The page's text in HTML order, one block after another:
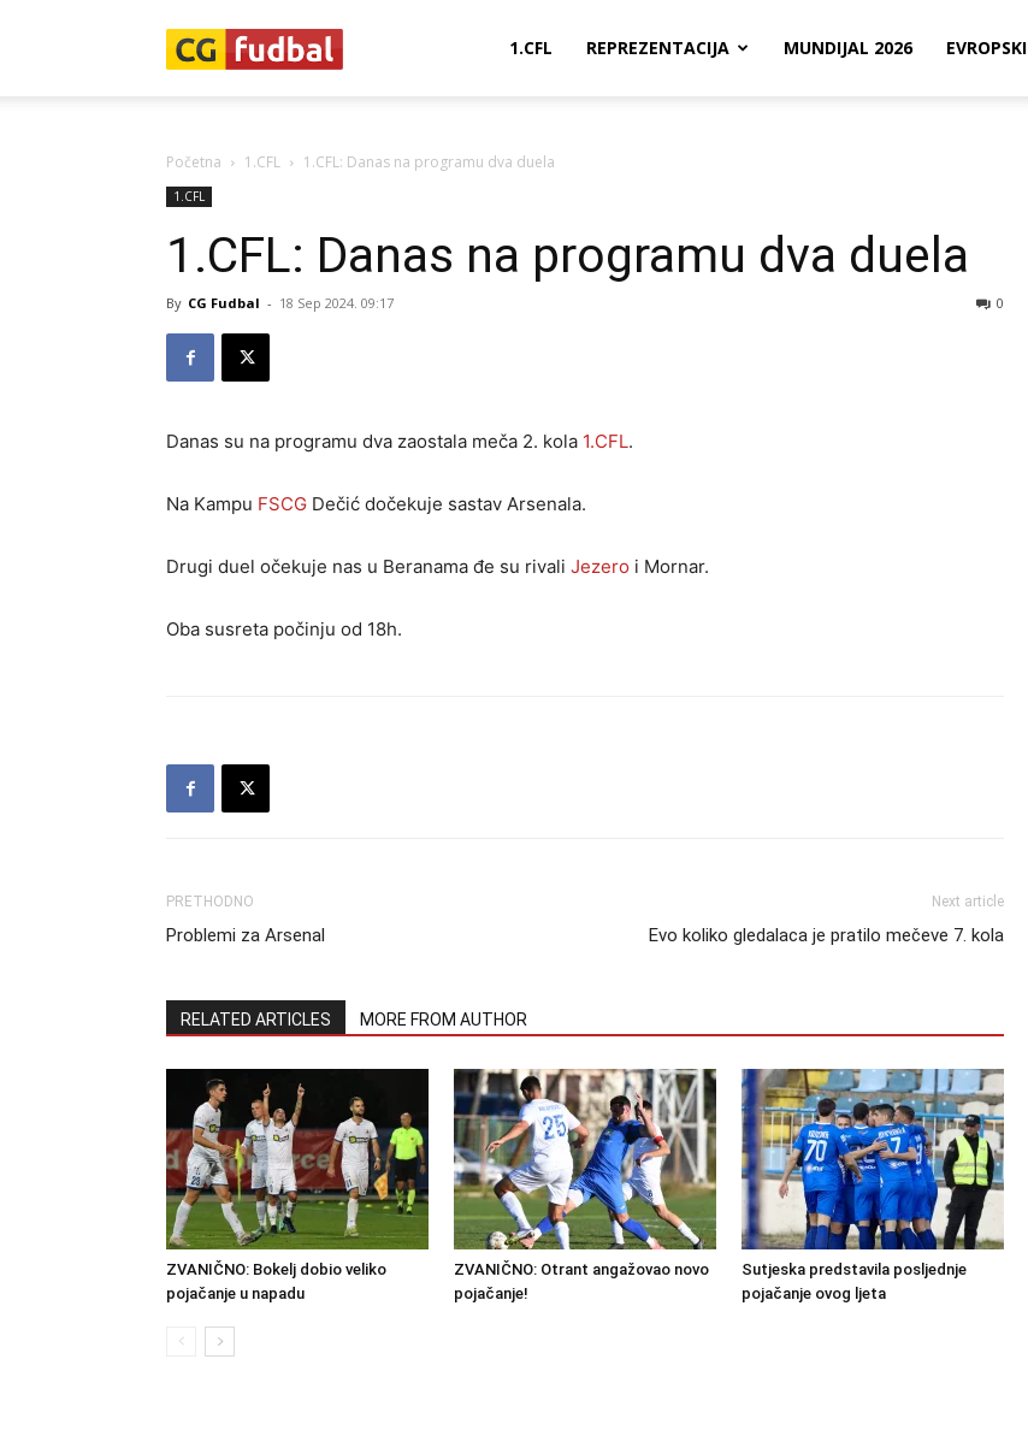
1.CFL REPREZENTACIJA MUNDIJAL 2026 EVROPSKI
Početna 1.CFL 1.CFL: Danas na programu dva duela
1.CFL
1.CFL: Danas na programu dva duela
By CG Fudbal - 18 Sep 2024. 09:17 0
Danas su na programu dva zaostala meča 2. kola 1.CFL.
Na Kampu FSCG Dečić dočekuje sastav Arsenala.
Drugi duel očekuje nas u Beranama đe su rivali Jezero i Mornar.
Oba susreta počinju od 18h.
PRETHODNO
Problemi za Arsenal
Next article
Evo koliko gledalaca je pratilo mečeve 7. kola
RELATED ARTICLES MORE FROM AUTHOR
ZVANIČNO: Bokelj dobio veliko
pojačanje u napadu
ZVANIČNO: Otrant angažovao novo
pojačanje!
Sutjeska predstavila posljednje
pojačanje ovog ljeta